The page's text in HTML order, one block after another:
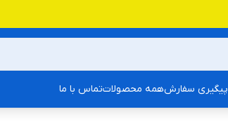
پیگیری سفارشهمه محصولاتتماس با ما